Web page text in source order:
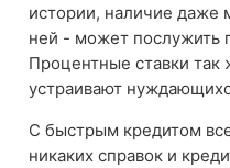
истории, наличие даже
ней - может послужить
Процентные ставки так
устраивают
С быстрым кредитом
никаких справок и